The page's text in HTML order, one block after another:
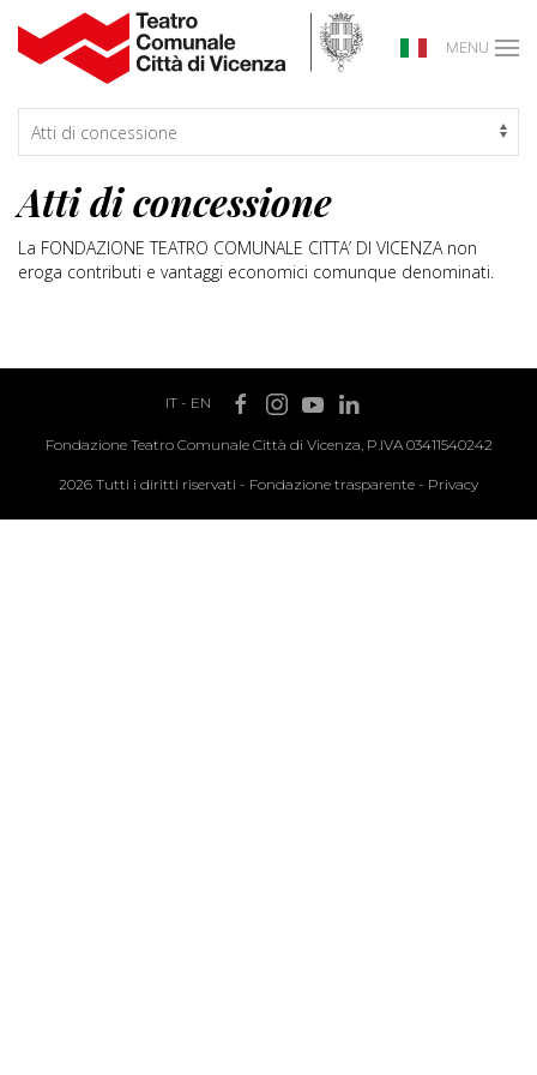
MENU
Atti di concessione
La FONDAZIONE TEATRO COMUNALE CITTA’ DI VICENZA non
eroga contributi e vantaggi economici comunque denominati.
IT- EN
Fondazione Teatro Comunale Città di Vicenza, P.IVA 03411540242
2026 Tutti i diritti riservati - Fondazione trasparente - Privacy